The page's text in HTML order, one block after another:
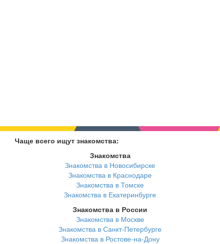
Чаще всего ищут знакомства:
Знакомства
Знакомства в Новосибирске
Знакомства в Краснодаре
Знакомства в Томске
Знакомства в Екатеринбурге
Знакомства в России
Знакомства в Москве
Знакомства в Санкт-Петербурге
Знакомства в Ростове-на-Дону